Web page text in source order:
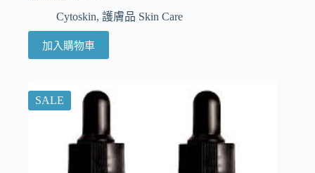
Cytoskin, 護膚品 Skin Care
加入購物車
SALE